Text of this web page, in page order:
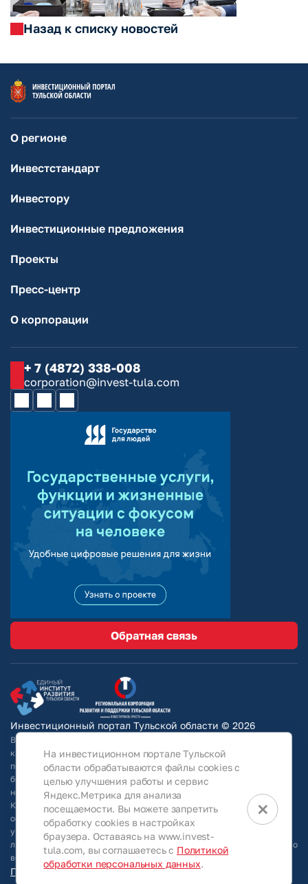
Назад к списку новостей
О регионе
Инвестстандарт
Инвестору
Инвестиционные предложения
Проекты
Пресс-центр
О корпорации
+ 7 (4872) 338-008
corporation@invest-tula.com
Обратная связь
Инвестиционный портал Тульской области © 2026
Вся информация на сайте носит ознакомительный характер и ни при
каких условиях не является публичной офертой, определяемой
положениями Статьи 437 Гражданского кодекса РФ. Для получения
более подробной информации и окончательных условий следует
непосредственно (уточнять у собственников/ обращаться в АО
КРТО).Используя информацию, указанную на сайте, Общество
оставляет за собой право в любое время без специального
уведомления вносить изменения, удалять, исправлять, дополнять,
либо любым иным способом обновлять информацию, размещенную во
всех разделах данного сайта.
Персональные данные
×
На инвестиционном портале Тульской
области обрабатываются файлы cookies с
целью улучшения работы и сервис
Яндекс.Метрика для анализа
посещаемости. Вы можете запретить
обработку cookies в настройках
браузера. Оставаясь на www.invest-
tula.com, вы соглашаетесь с Политикой
обработки персональных данных.